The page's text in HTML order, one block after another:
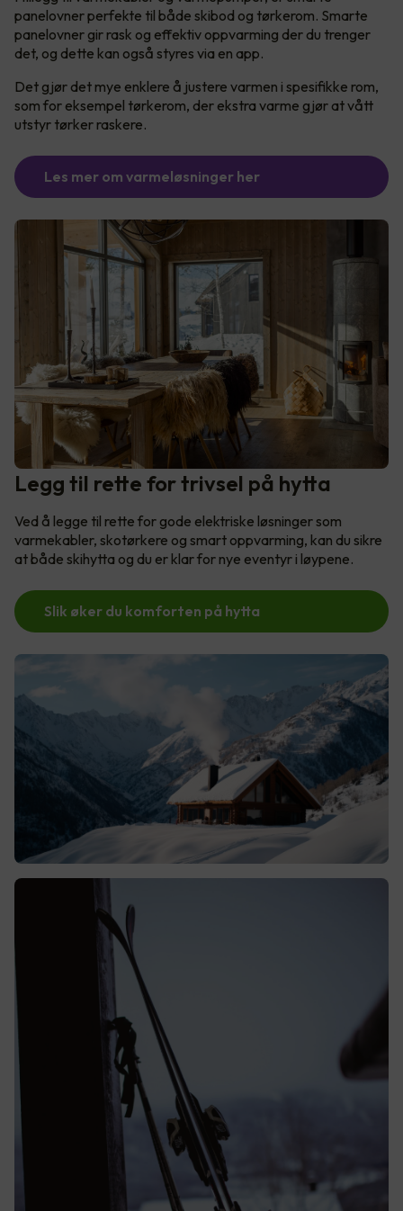
panelovner perfekte til både skibod og tørkerom. Smarte
panelovner gir rask og effektiv oppvarming der du trenger
det, og dette kan også styres via en app.
Det gjør det mye enklere å justere varmen i spesifikke rom,
som for eksempel tørkerom, der ekstra varme gjør at vått
utstyr tørker raskere.
Les mer om varmeløsninger her
Legg til rette for trivsel på hytta
Ved å legge til rette for gode elektriske løsninger som
varmekabler, skotørkere og smart oppvarming, kan du sikre
at både skihytta og du er klar for nye eventyr i løypene.
Slik øker du komforten på hytta